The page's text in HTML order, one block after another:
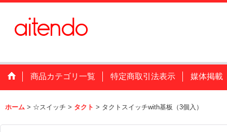
商品カテゴリ一覧 特定商取引法表示 媒体掲載
ホーム > ☆スイッチ > タクト > タクトスイッチwith基板（3個入）